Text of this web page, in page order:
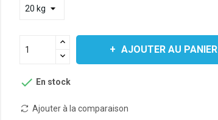
AJOUTER AU PANIER
 En stock
Ajouter à la comparaison